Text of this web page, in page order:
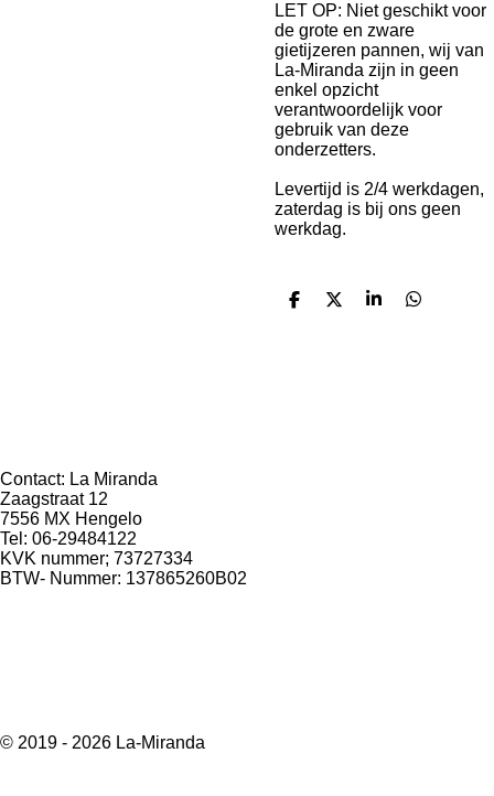
LET OP: Niet geschikt voor
de grote en zware
gietijzeren pannen, wij van
La-Miranda zijn in geen
enkel opzicht
verantwoordelijk voor
gebruik van deze
onderzetters.
Levertijd is 2/4 werkdagen,
zaterdag is bij ons geen
werkdag.
D
D
S
D
Contact: La Miranda
Zaagstraat 12
7556 MX Hengelo
Tel: 06-29484122
KVK nummer; 73727334
BTW- Nummer: 137865260B02
© 2019 - 2026 La-Miranda